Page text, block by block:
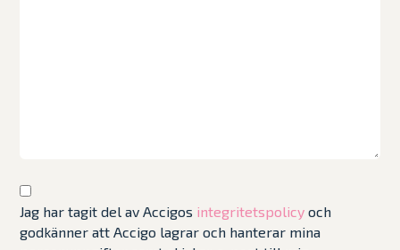
Jag har tagit del av Accigos integritetspolicy och
godkänner att Accigo lagrar och hanterar mina